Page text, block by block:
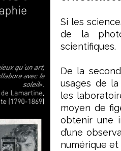
Si les
de la
scientifiques.
De la
usages de
les
moyen de
obtenir une
d’une
numérique et